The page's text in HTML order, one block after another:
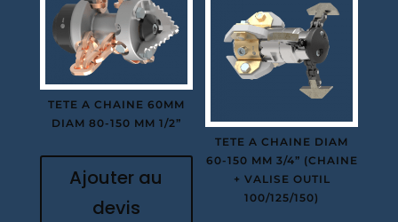
TETE A CHAINE 60MM
DIAM 80-150 MM 1/2”
Ajouter au
devis
TETE A CHAINE DIAM
60-150 MM 3/4” (CHAINE
+ VALISE OUTIL
100/125/150)